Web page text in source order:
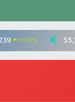
0.01 %